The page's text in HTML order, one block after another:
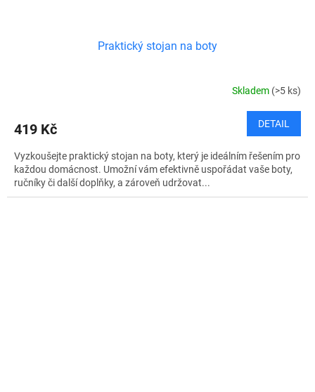
Praktický stojan na boty
Skladem (>5 ks)
419 Kč DETAIL
Vyzkoušejte praktický stojan na boty, který je ideálním řešením pro
každou domácnost. Umožní vám efektivně uspořádat vaše boty,
ručníky či další doplňky, a zároveň udržovat...